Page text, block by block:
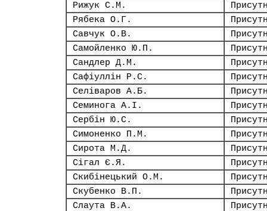
Рижук С.М.
Рябека О.Г.
Савчук О.В.
Самойленко Ю.П.
Сандлер Д.М.
Сафіуллін Р.С.
Селіваров А.Б.
Семинога А.І.
Сербін Ю.С.
Симоненко П.М.
Сирота М.Д.
Сігал Є.Я.
Скибінецький О.М.
Скубенко В.П.
Слаута В.А.